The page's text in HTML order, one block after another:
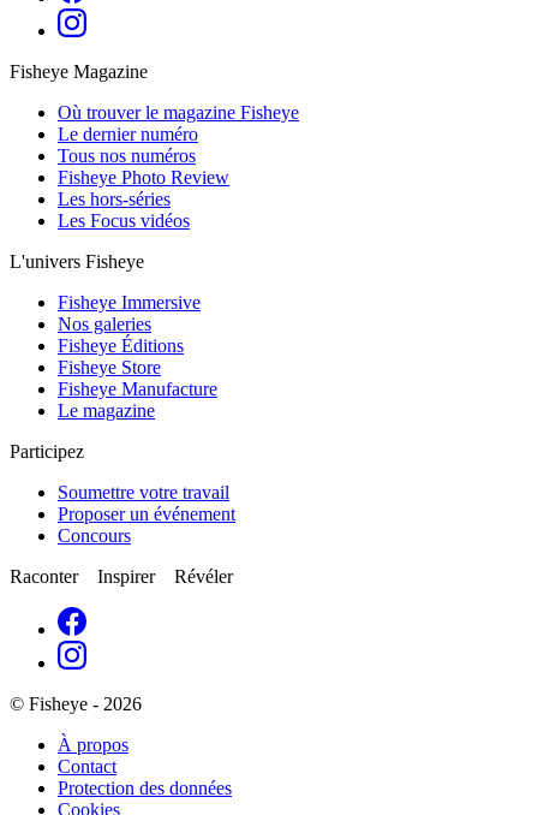
Fisheye Magazine
Où trouver le magazine Fisheye
Le dernier numéro
Tous nos numéros
Fisheye Photo Review
Les hors-séries
Les Focus vidéos
L'univers Fisheye
Fisheye Immersive
Nos galeries
Fisheye Éditions
Fisheye Store
Fisheye Manufacture
Le magazine
Participez
Soumettre votre travail
Proposer un événement
Concours
Raconter Inspirer Révéler
© Fisheye - 2026
À propos
Contact
Protection des données
Cookies